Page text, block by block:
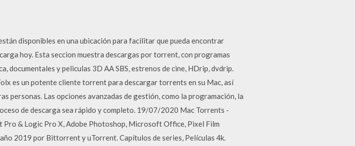
disponibles en una ubicación para facilitar que pueda encontrar
hoy. Esta seccion muestra descargas por torrent, con programas
documentales y peliculas 3D AA SBS, estrenos de cine, HDrip, dvdrip.
es un potente cliente torrent para descargar torrents en su Mac, así
Las opciones avanzadas de gestión, como la programación, la
de descarga sea rápido y completo. 19/07/2020 Mac Torrents -
Pro & Logic Pro X, Adobe Photoshop, Microsoft Office, Pixel Film
2019 por Bittorrent y uTorrent. Capítulos de series, Películas 4k.